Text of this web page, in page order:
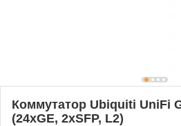
Коммутатор Ubiquiti UniFi
(24xGE, 2xSFP, L2)